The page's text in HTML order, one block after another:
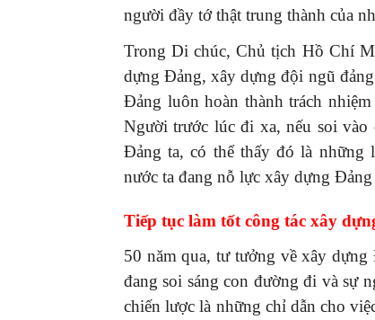
người đầy tớ thật trung thành của
Trong Di chúc, Chủ tịch Hồ Chí
dựng Đảng, xây dựng đội ngũ
Đảng luôn hoàn thành trách
Người trước lúc đi xa, nếu soi
Đảng ta, có thể thấy đó là những
nước ta đang nỗ lực xây dựng
Tiếp tục làm tốt công tác xây
50 năm qua, tư tưởng về xây
đang soi sáng con đường đi và sự
chiến lược là những chỉ dẫn cho